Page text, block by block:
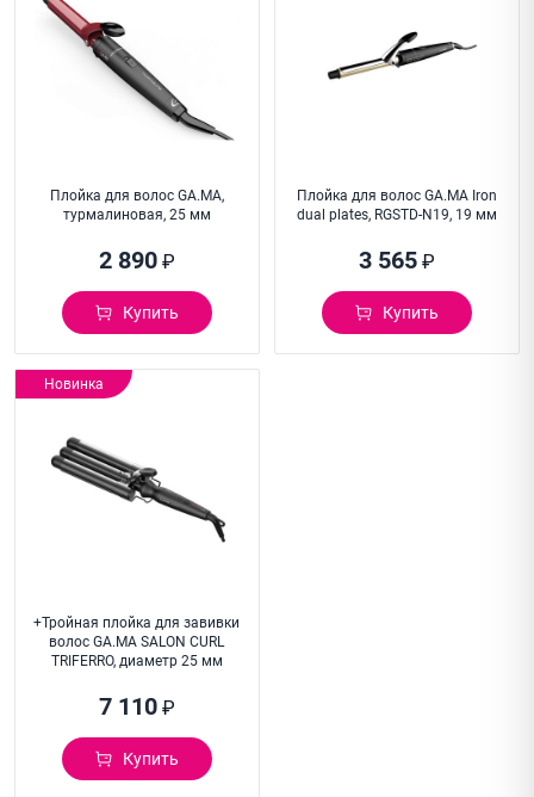
Плойка для волос GA.MA,
турмалиновая, 25 мм
2 890₽
Купить
Плойка для волос GA.MA Iron
dual plates, RGSTD-N19, 19 мм
3 565₽
Купить
Новинка
+Тройная плойка для завивки
волос GA.MA SALON CURL
TRIFERRO, диаметр 25 мм
7 110₽
Купить